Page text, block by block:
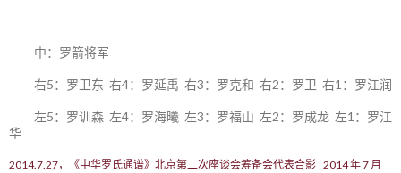
中：罗箭将军
右5：罗卫东 右4：罗延禹 右3：罗克和 右2：罗卫 右1：罗江润
左5：罗训森 左4：罗海曦 左3：罗福山 左2：罗成龙 左1：罗江
华
2014.7.27，《中华罗氏通谱》北京第二次座谈会筹备会代表合影 2014 年 7 月